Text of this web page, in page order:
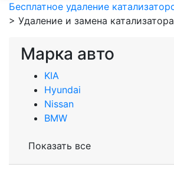
Бесплатное удаление
> Удаление и замена
Марка авто
KIA
Hyundai
Nissan
BMW
Показать все